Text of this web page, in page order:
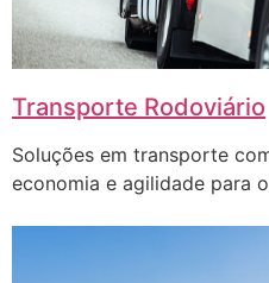
Transporte Rodoviário
Soluções em transporte
economia e agilidade para